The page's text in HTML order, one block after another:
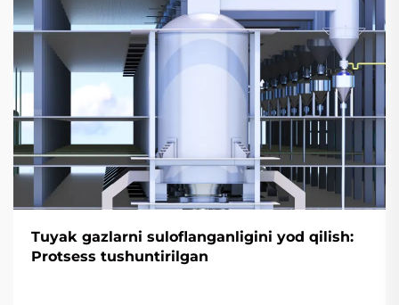
Tuyak gazlarni suloflanganligini yod qilish:
Protsess tushuntirilgan